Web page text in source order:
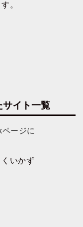
。
イト一覧
ージに
いかず